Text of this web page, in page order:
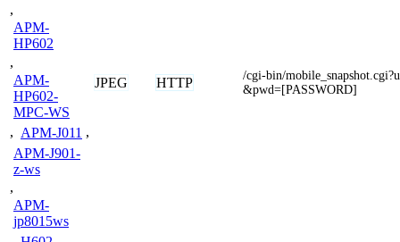
,
APM-
HP602
,
APM-
HP602-
MPC-WS
, APM-J011 ,
APM-J901-
z-ws
,
APM-
jp8015ws
JPEG HTTP
/cgi-bin/
&pwd=[PASSWORD]